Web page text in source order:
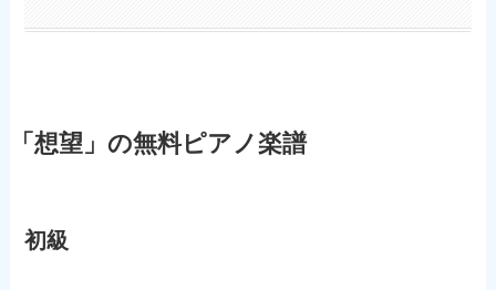
「想望」の無料ピアノ楽譜
初級